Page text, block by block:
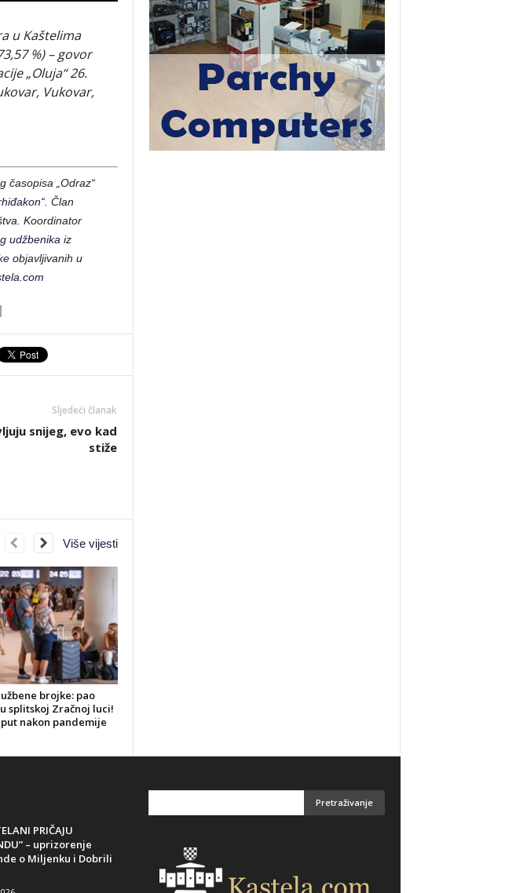
u Kaštelima
%) – govor
„Oluja“ 26.
Vukovar,
časopisa „Odraz“
. Član
Koordinator
udžbenikaiz
objavljivanih u
Sljedeći članak
snijeg, evo kad
stiže
brojke: pao
splitskoj Zračnoj luci!
nakon pandemije
Više vijesti
PRIČAJU
– uprizorenje
o Miljenku i Dobrili